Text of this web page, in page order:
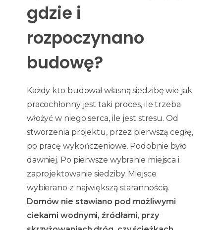
gdzie i
rozpoczynano
budowę?
Każdy kto budował własną siedzibę wie jak
pracochłonny jest taki proces, ile trzeba
włożyć w niego serca, ile jest stresu. Od
stworzenia projektu, przez pierwszą cegłę,
po pracę wykończeniowe. Podobnie było
dawniej. Po pierwsze wybranie miejsca i
zaprojektowanie siedziby. Miejsce
wybierano z największą starannością.
Domów nie stawiano pod możliwymi
ciekami wodnymi, źródłami, przy